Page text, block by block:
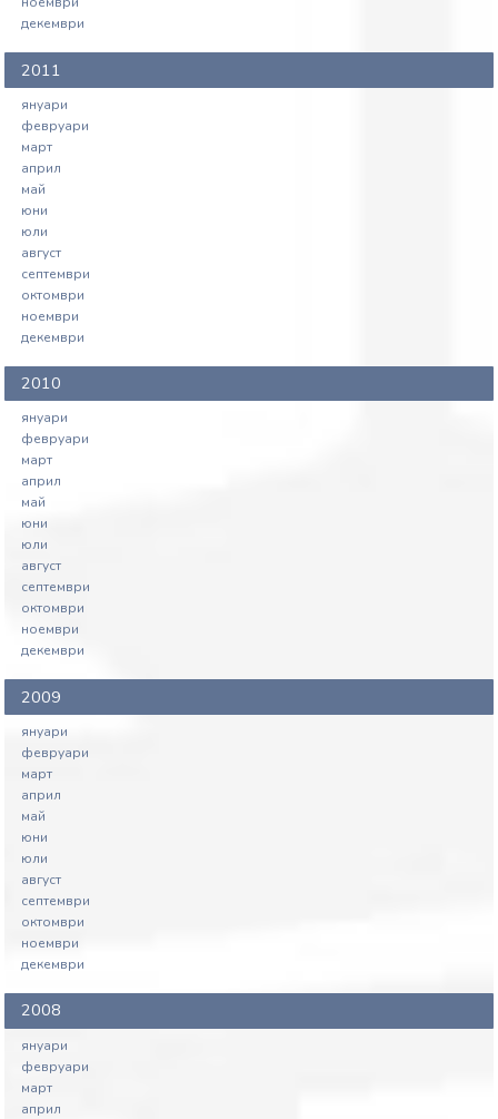
декември
2011
януари
февруари
март
април
май
юни
юли
август
септември
октомври
ноември
декември
2010
януари
февруари
март
април
май
юни
юли
август
септември
октомври
ноември
декември
2009
януари
февруари
март
април
май
юни
юли
август
септември
октомври
ноември
декември
2008
януари
февруари
март
април